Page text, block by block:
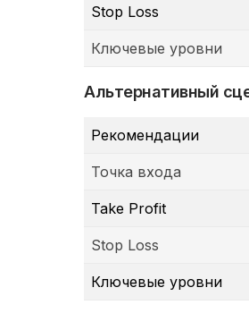
Stop Loss
Ключевые уровни
Альтернативный
Рекомендации
Точка входа
Take Profit
Stop Loss
Ключевые уровни